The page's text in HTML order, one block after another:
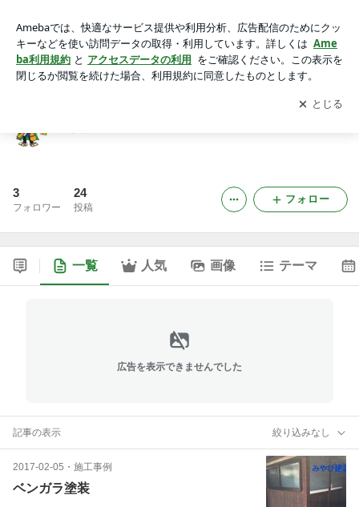
アプリをダウンロードして ブログの更新通知
を受け取りまし
ょう。
開く
3
フォロワー
24
投稿
フォロー
一覧 人気 画像 テーマ
広告を表示できませんでした
記事の表示 絞り込みなし
2017-02-05 ・ 施工事例
ベンガラ塗装